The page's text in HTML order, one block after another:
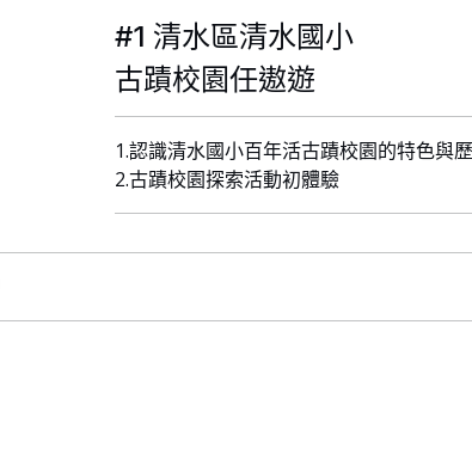
#1 清水區清水國小
古蹟校園任遨遊
1.認識清水國小百年活古蹟校園的特色與
2.古蹟校園探索活動初體驗